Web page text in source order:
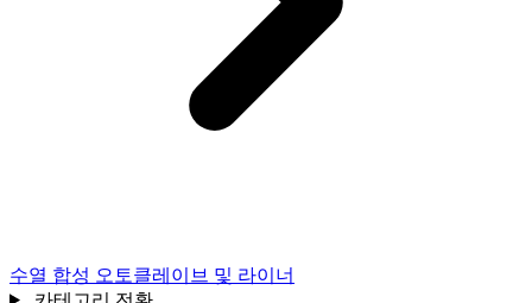
수열 합성 오토클레이브 및 라이너